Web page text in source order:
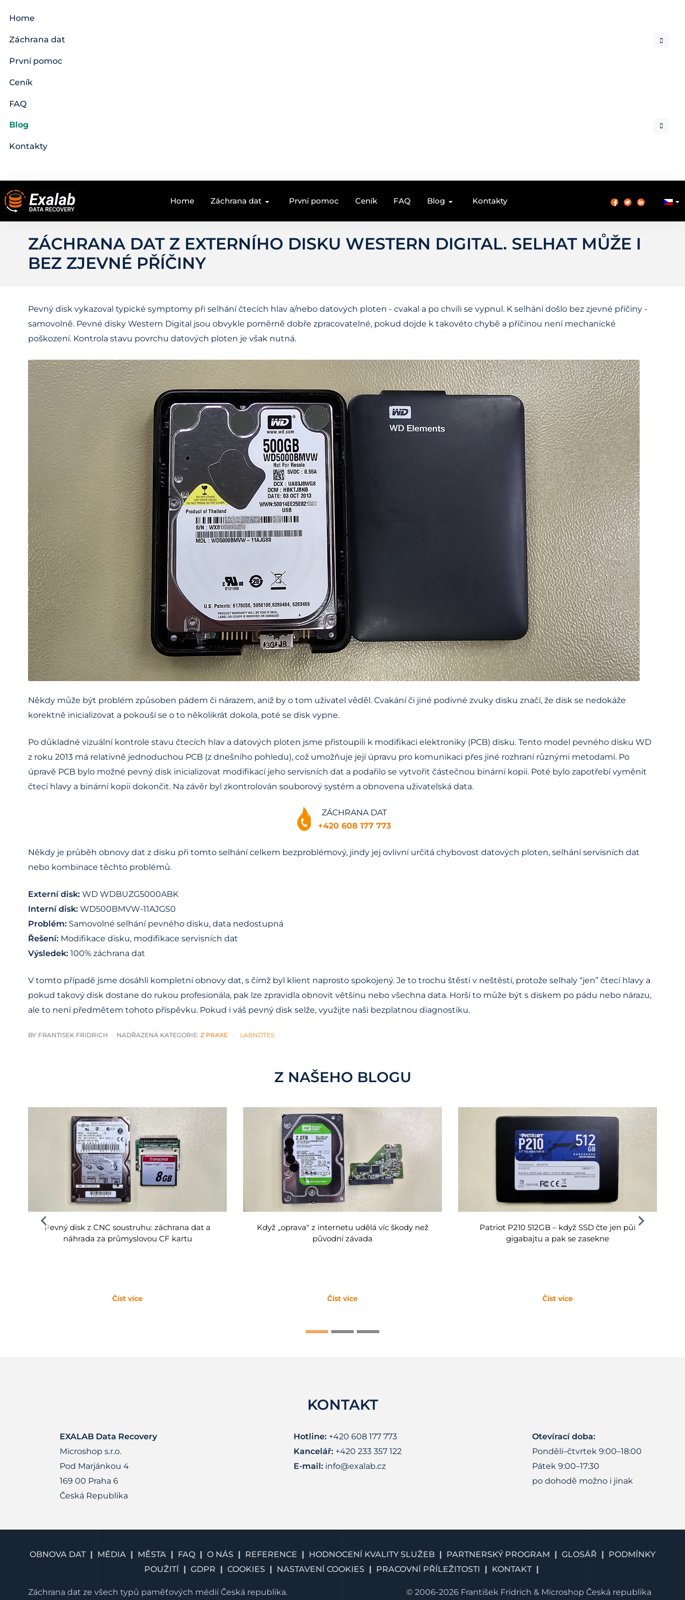
Home
Záchrana dat
První pomoc
Ceník
FAQ
Blog
Kontakty
Home Záchrana dat První pomoc Ceník FAQ Blog Kontakty
ZÁCHRANA DAT Z EXTERNÍHO DISKU WESTERN DIGITAL. SELHAT MŮŽE I
BEZ ZJEVNÉ PŘÍČINY
Pevný disk vykazoval typické symptomy při selhání čtecích hlav a/nebo datových ploten - cvakal a po chvíli se vypnul. K selhání došlo bez zjevné příčiny -
samovolně. Pevné disky Western Digital jsou obvykle poměrně dobře zpracovatelné, pokud dojde k takovéto chybě a příčinou není mechanické
poškození. Kontrola stavu povrchu datových ploten je však nutná.
Někdy může být problém způsoben pádem či nárazem, aniž by o tom uživatel věděl. Cvakání či jiné podivné zvuky disku značí, že disk se nedokáže
korektně inicializovat a pokouší se o to několikrát dokola, poté se disk vypne.
Po důkladné vizuální kontrole stavu čtecích hlav a datových ploten jsme přistoupili k modifikaci elektroniky (PCB) disku. Tento model pevného disku WD
z roku 2013 má relativně jednoduchou PCB (z dnešního pohledu), což umožňuje její úpravu pro komunikaci přes jiné rozhraní různými metodami. Po
úpravě PCB bylo možné pevný disk inicializovat modifikací jeho servisních dat a podařilo se vytvořit částečnou binární kopii. Poté bylo zapotřebí vyměnit
čtecí hlavy a binární kopii dokončit. Na závěr byl zkontrolován souborový systém a obnovena uživatelská data.
ZÁCHRANA DAT
+420 608 177 773
Někdy je průběh obnovy dat z disku při tomto selhání celkem bezproblémový, jindy jej ovlivní určitá chybovost datových ploten, selhání servisních dat
nebo kombinace těchto problémů.
Externí disk: WD WDBUZG5000ABK
Interní disk: WD500BMVW-11AJGS0
Problém: Samovolné selhání pevného disku, data nedostupná
Řešení: Modifikace disku, modifikace servisních dat
Výsledek: 100% záchrana dat
V tomto případě jsme dosáhli kompletní obnovy dat, s čímž byl klient naprosto spokojený. Je to trochu štěstí v neštěstí, protože selhaly “jen” čtecí hlavy a
pokud takový disk dostane do rukou profesionála, pak lze zpravidla obnovit většinu nebo všechna data. Horší to může být s diskem po pádu nebo nárazu,
ale to není předmětem tohoto příspěvku. Pokud i váš pevný disk selže, využijte naši bezplatnou diagnostiku.
BY FRANTISEK FRIDRICH NADŘAZENÁ KATEGORIE: Z PRAXE LABNOTES
Z NAŠEHO BLOGU
Pevný disk z CNC soustruhu: záchrana dat a
náhrada za průmyslovou CF kartu
Číst více
Když „oprava" z internetu udělá víc škody než
původní závada
Číst více
Patriot P210 512GB – když SSD čte jen půl
gigabajtu a pak se zasekne
Číst více
KONTAKT
EXALAB Data Recovery
Microshop s.r.o.
Pod Marjánkou 4
169 00 Praha 6
Česká Republika
Otevírací doba:
Pondělí–čtvrtek 9:00–18:00
Pátek 9:00–17:30
po dohodě možno i jinak
Hotline: +420 608 177 773
Kancelář: +420 233 357 122
E-mail: info@exalab.cz
OBNOVA DAT MÉDIA MĚSTA FAQ O NÁS REFERENCE HODNOCENÍ KVALITY SLUŽEB PARTNERSKÝ PROGRAM GLOSÁŘ
PODMÍNKY
POUŽITÍ
GDPR COOKIES NASTAVENÍ COOKIES PRACOVNÍ PŘÍLEŽITOSTI KONTAKT
Záchrana dat ze všech typů paměťových médií Česká republika. © 2006-2026 František Fridrich & Microshop Česká republika